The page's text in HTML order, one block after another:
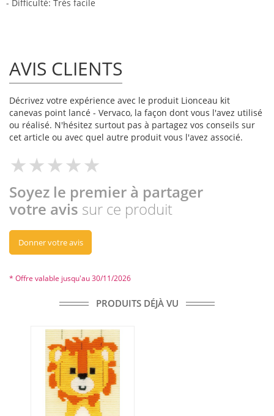
- Difficulté: Très facile
AVIS CLIENTS
Décrivez votre expérience avec le produit Lionceau kit
canevas point lancé - Vervaco, la façon dont vous l'avez utilisé
ou réalisé. N'hésitez surtout pas à partagez vos conseils sur
cet article ou avec quel autre produit vous l'avez associé.
Soyez le premier à partager
votre avis sur ce produit
Donner votre avis
* Offre valable jusqu'au 30/11/2026
PRODUITS DÉJÀ VU